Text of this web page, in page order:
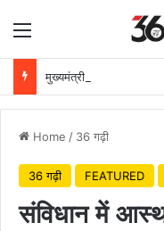
Menu
Home / 36 गढ़ी
36 गढ़ी FEATURED
संविधान में